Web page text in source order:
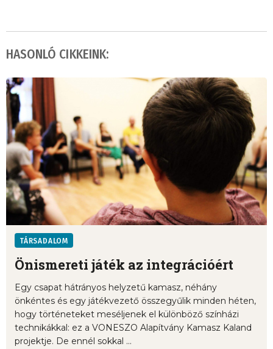
HASONLÓ CIKKEINK:
TÁRSADALOM
Önismereti játék az integrációért
Egy csapat hátrányos helyzetű kamasz, néhány
önkéntes és egy játékvezető összegyűlik minden héten,
hogy történeteket meséljenek el különböző színházi
technikákkal: ez a VONESZO Alapítvány Kamasz Kaland
projektje. De ennél sokkal ...